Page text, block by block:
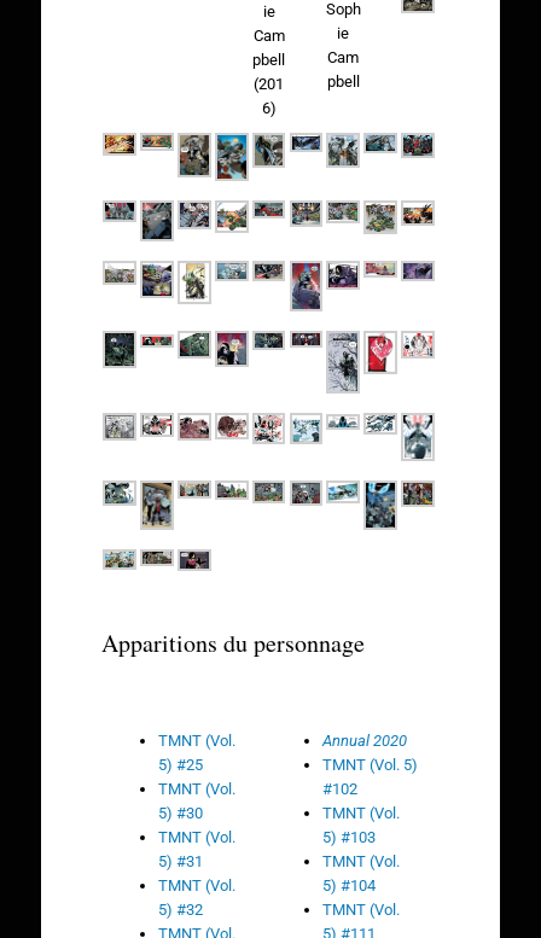
ie
Cam
pbell
(201
6)
Soph
ie
Cam
pbell
Apparitions du personnage
TMNT (Vol.
5) #25
TMNT (Vol.
5) #30
TMNT (Vol.
5) #31
TMNT (Vol.
5) #32
TMNT (Vol.
Annual 2020
TMNT (Vol. 5)
#102
TMNT (Vol.
5) #103
TMNT (Vol.
5) #104
TMNT (Vol.
5) #111